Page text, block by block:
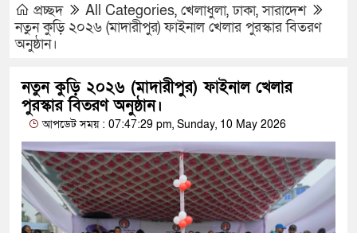
প্রচ্ছদ All Categories, খেলাধুলা,ঢাকা,সারাদেশ
নতুন কুড়ি ২০২৬ (মাদারীপুর) ফাইনাল খেলার পুরস্কার বিতরণ
অনুষ্ঠান।
নতুন কুড়ি ২০২৬ (মাদারীপুর) ফাইনাল খেলার
পুরস্কার বিতরণ অনুষ্ঠান।
আপডেট সময় : 07:47:29 pm, Sunday, 10 May 2026